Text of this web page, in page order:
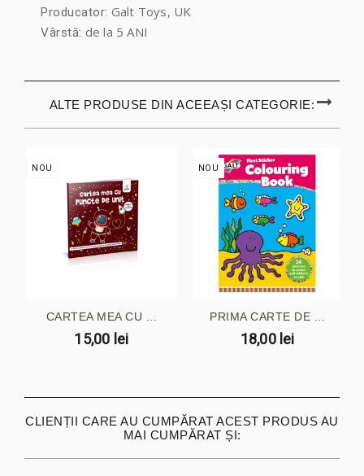
Producator: Galt Toys, UK
Vârstă: de la 5 ANI
ALTE PRODUSE DIN ACEEAȘI CATEGORIE:
NOU
CARTEA MEA CU ...
15,00 lei
NOU
PRIMA CARTE DE ...
18,00 lei
CLIENȚII CARE AU CUMPĂRAT ACEST PRODUS AU
MAI CUMPĂRAT ȘI: